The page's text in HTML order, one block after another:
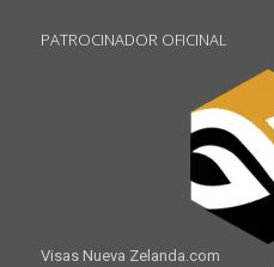
PATROCINADOR OFICINAL
Visas Nueva Zelanda.com